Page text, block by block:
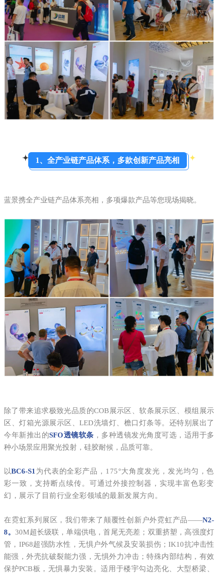
1、全产业链产品体系，多款创新产品亮相
蓝景携全产业链产品体系亮相，多项爆款产品等您现场揭晓。
除了带来追求极致光品质的COB展示区、软条展示区、模组展示
区、灯箱光源展示区、LED洗墙灯、檐口灯条等。还特别展出了
今年新推出的SFO透镜软条 ，多种透镜发光角度可选，适用于多
种小场景应用聚光投射，硅胶耐候，品质可靠。
以BC6-S1 为代表的全彩产品，175°大角度发光，发光均匀，色
彩一致，支持断点续传。可通过外接控制器，实现丰富色彩变
幻，展示了目前行业全彩领域的最新发展方向。
在霓虹系列展区，我们带来了颠覆性创新户外霓虹产品——N2-
8。30M超长级联，单端供电，首尾无亮差；双重挤塑，高强度灯
管，IP68超强防水性，无惧户外气候及安装损伤；IK10抗冲击性
能强，外壳抗破裂能力强，无惧外力冲击；特殊内部结构，有效
保护PCB板，无惧暴力安装。适用于楼宇勾边亮化、大型桥梁、